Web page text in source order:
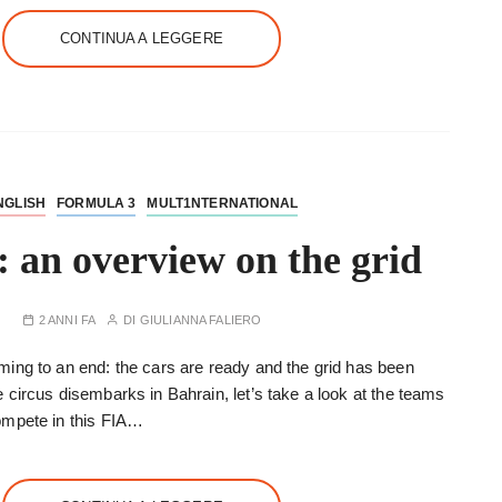
CONTINUA A LEGGERE
FORMULA 3 MULT1NTERNATIONAL
an overview on the grid
2 ANNI FA DI GIULIANNA FALIERO
to an end: the cars are ready and the grid has been
circus disembarks in Bahrain, let’s take a look at the teams
in this FIA…